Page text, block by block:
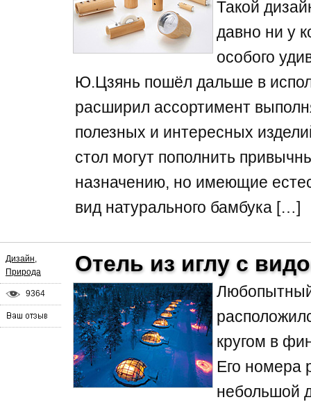
Такой
давно ни у
особого
Ю.Цзянь пошёл дальше в
расширил ассортимент
полезных и интересных
стол могут пополнить
назначению, но имеющие
вид натурального бамбука […]
Дизайн,
Природа
9364
Отель из иглу с
кругом в
Его номера
небольшой